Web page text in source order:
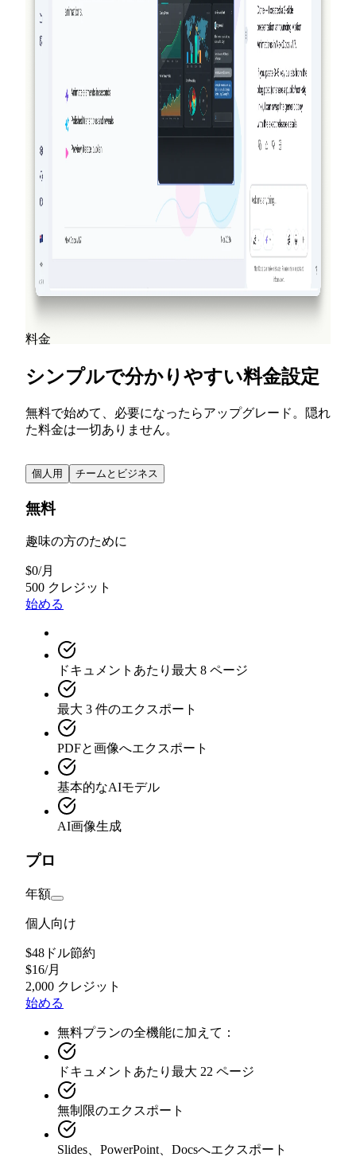
ありません。v1.8 では、AI が文書を作成し、作成物
を視覚的に確認し、結果をあなたが確認する前に洗練
します。これを実現できるほかの AI 文書・プレゼン
テーションツールはありません。
続きを読む
2026-03-14
NextDocs v1.7.0: モーションアニメーショ
ン、動画エクスポートなど
プレゼンテーションのあらゆるオブジェクトに登場、
退場、強調アニメーションを追加できます。NextDocs
v1.7.0 では、モーションアニメーション、動画エクス
ポート、刷新されたマーケティング体験をお届けしま
続きを読む
すべてのブログ投稿を見る
料金
シンプルで分かりやすい料金設定
無料で始めて、必要になったらアップグレード。隠れ
た料金は一切ありません。
個人用 チームとビジネス
無料
趣味の方のために
$0/月
500 クレジット
始める
ドキュメントあたり最大 8 ページ
最大 3 件のエクスポート
PDFと画像へエクスポート
基本的なAIモデル
AI画像生成
プロ
年額
個人向け
$48ドル節約
$16/月
2,000 クレジット
始める
無料プランの全機能に加えて：
ドキュメントあたり最大 22 ページ
無制限のエクスポート
Slides、PowerPoint、Docsへエクスポート